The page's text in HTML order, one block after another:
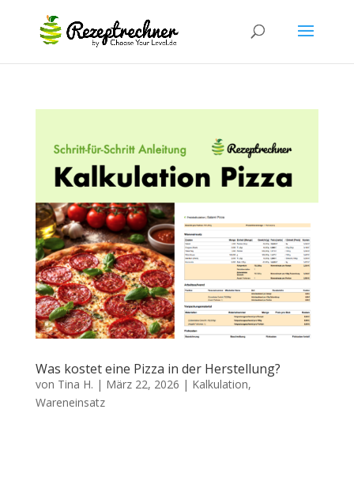
Was kostet eine Pizza in der Herstellung?
von Tina H. | März 22, 2026 | Kalkulation,
Wareneinsatz